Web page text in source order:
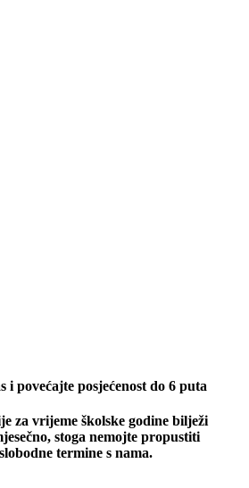
i povećajte posjećenost do 6 puta
za vrijeme školske godine bilježi
stoga nemojte propustiti
termine s nama.